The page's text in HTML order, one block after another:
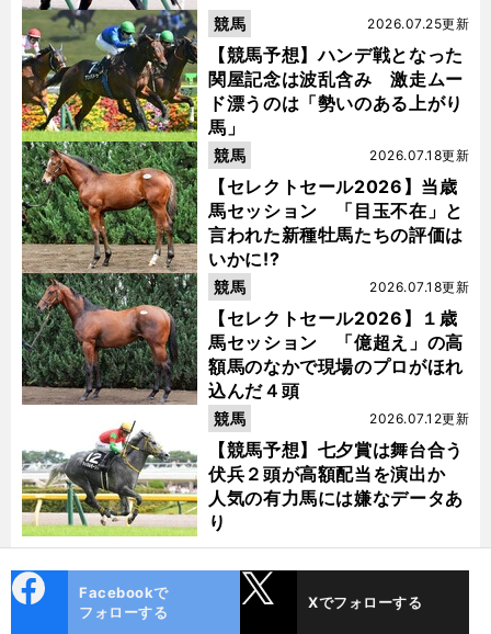
【競馬予想】ハンデ戦となった
関屋記念は波乱含み 激走ムー
ド漂うのは「勢いのある上がり
馬」
2026.07.25更新
競馬
【セレクトセール2026】当歳
馬セッション 「目玉不在」と
言われた新種牡馬たちの評価は
いかに!?
2026.07.18更新
競馬
【セレクトセール2026】１歳
馬セッション 「億超え」の高
額馬のなかで現場のプロがほれ
込んだ４頭
2026.07.18更新
競馬
【競馬予想】七夕賞は舞台合う
伏兵２頭が高額配当を演出か
人気の有力馬には嫌なデータあ
り
2026.07.12更新
競馬
ok
Facebookで
フォローする
Xでフォローする